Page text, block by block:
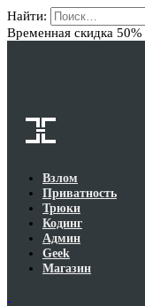
Найти:
Временная скидка 50%
Взлом
Приватность
Трюки
Кодинг
Админ
Geek
Магазин